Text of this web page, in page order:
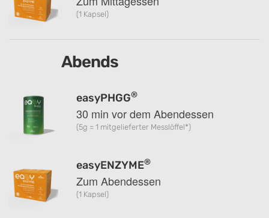
(1 Kapsel)
Abends
easyPHGG®
30 min vor dem Abendessen
(5g = 1 mitgelieferter Messlöffel*)
easyENZYME®
Zum Abendessen
(1 Kapsel)